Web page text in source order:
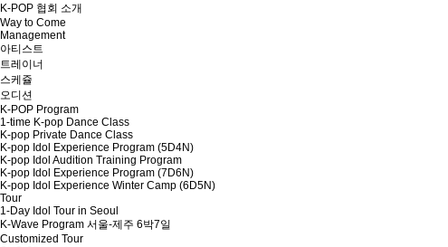
K-POP 협회 소개
Way to Come
Management
아티스트
트레이너
스케쥴
오디션
K-POP Program
1-time K-pop Dance Class
K-pop Private Dance Class
K-pop Idol Experience Program (5D4N)
K-pop Idol Audition Training Program
K-pop Idol Experience Program (7D6N)
K-pop Idol Experience Winter Camp (6D5N)
Tour
1-Day Idol Tour in Seoul
K-Wave Program 서울-제주 6박7일
Customized Tour